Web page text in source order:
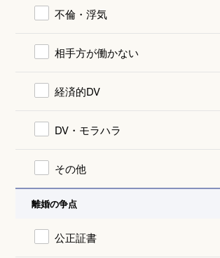
不倫・浮気
相手方が働かない
経済的DV
DV・モラハラ
その他
離婚の争点
公正証書